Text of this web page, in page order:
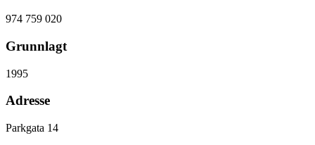
974 759 020
Grunnlagt
1995
Adresse
Parkgata 14